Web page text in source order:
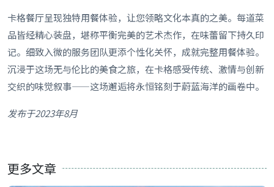
卡格餐厅呈现独特用餐体验，让您领略文化本真的之美。每道菜
品皆经精心装盘，堪称平衡完美的艺术杰作，在味蕾留下持久印
记。细致入微的服务团队更添个性化关怀，成就完整用餐体验。
沉浸于这场无与伦比的美食之旅，在卡格感受传统、激情与创新
交织的味觉叙事——这场邂逅将永恒铭刻于蔚蓝海洋的画卷中。
发布于2023年8月
更多文章